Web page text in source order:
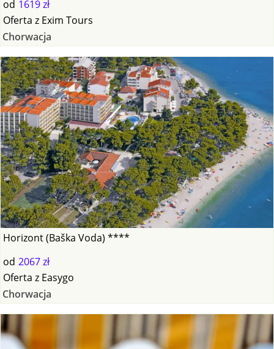
od 1619 zł
Oferta z Exim Tours
Chorwacja
Horizont (Baška Voda) ****
od 2067 zł
Oferta z Easygo
Chorwacja